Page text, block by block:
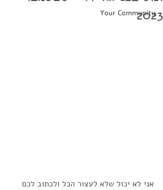
Your Community
2023
אני לא יכול שלא לעצור הכל ולכתוב לכם